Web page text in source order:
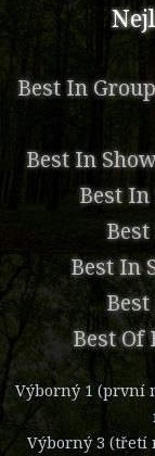
Best In
Best In
Best In
Best In
Best Of
Výborný 1 (první
Výborný 3 (třetí